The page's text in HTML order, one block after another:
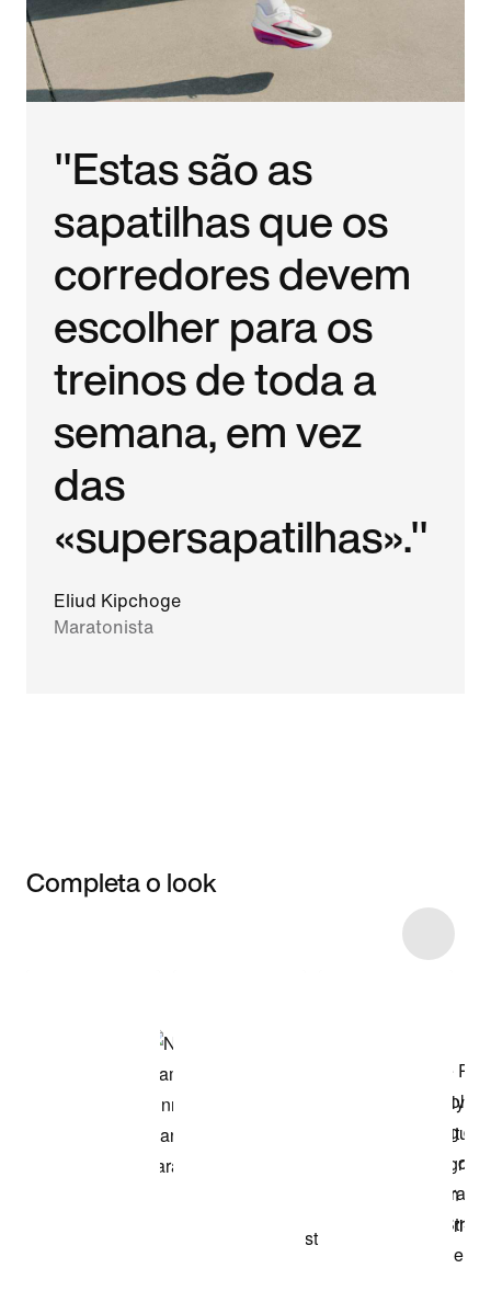
"Estas são as
sapatilhas que os
corredores devem
escolher para os
treinos de toda a
semana, em vez
das
«supersapatilhas»."
Eliud Kipchoge
Maratonista
Completa o look